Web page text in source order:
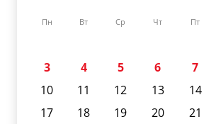
Пн Вт Ср Чт Пт
3
4 5 6 7
10
11 12 13 14
17
18 19 20 21